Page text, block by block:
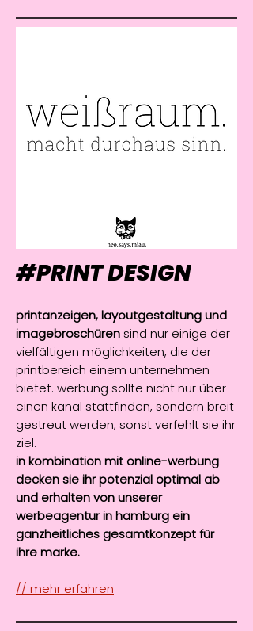
#PRINT DESIGN
printanzeigen, layoutgestaltung und
imagebroschüren sind nur einige der
vielfältigen möglichkeiten, die der
printbereich einem unternehmen
bietet. werbung sollte nicht nur über
einen kanal stattfinden, sondern breit
gestreut werden, sonst verfehlt sie ihr
ziel.
in kombination mit online-werbung
decken sie ihr potenzial optimal ab
und erhalten von unserer
werbeagentur in hamburg ein
ganzheitliches gesamtkonzept für
ihre marke.
// mehr erfahren